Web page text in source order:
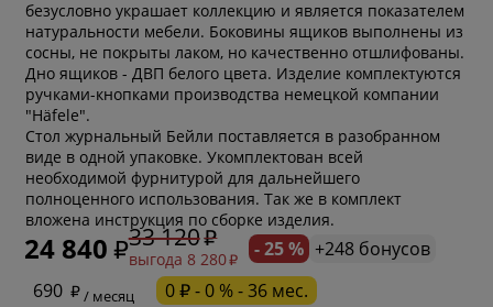
безусловно украшает коллекцию и является показателем
натуральности мебели. Боковины ящиков выполнены из
сосны, не покрыты лаком, но качественно отшлифованы.
Дно ящиков - ДВП белого цвета. Изделие комплектуются
ручками-кнопками производства немецкой компании
"Häfele".
Стол журнальный Бейли поставляется в разобранном
виде в одной упаковке. Укомплектован всей
необходимой фурнитурой для дальнейшего
полноценного использования. Так же в комплект
вложена инструкция по сборке изделия.
24 840 33 120
выгода 8 280 - 25 % +248 бонусов
690
/ месяц 0 ₽ - 0 % - 36 мес.
* обязательное поле
* необязательное поле